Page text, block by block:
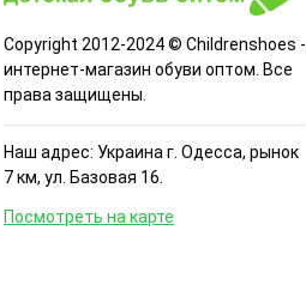
Copyright 2012-2024 © Childrenshoes -
интернет-магазин обуви оптом. Все
права защищены.
Наш адрес: Украина г. Одесса, рынок
7 км, ул. Базовая 16.
Посмотреть на карте